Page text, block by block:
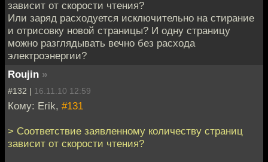
зависит от скорости чтения?
Или заряд расходуется исключительно на стирание
и отрисовку новой страницы? И одну страницу
можно разглядывать вечно без расхода
электроэнергии?
Roujin »
#132 | 16.11.10 12:59
Кому: Erik, #131
> Соответствие заявленному количеству страниц
зависит от скорости чтения?